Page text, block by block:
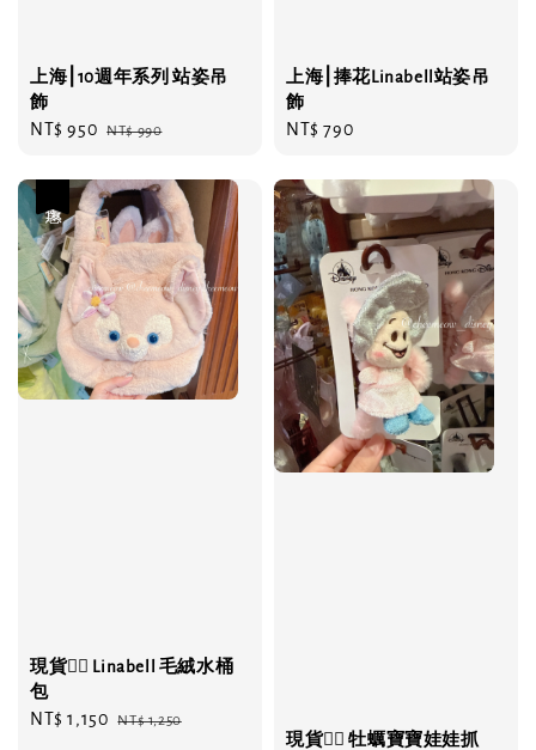
上海⎮10週年系列 站姿吊
飾
Sale
NT$ 950 Regular
NT$ 990
上海⎮捧花Linabell站姿吊
飾
Regular
NT$ 790
現貨❤️‍🔥 Linabell 毛絨水桶
包
Sale
NT$ 1,150 Regular
NT$ 1,250
現貨❤️‍🔥 牡蠣寶寶娃娃抓